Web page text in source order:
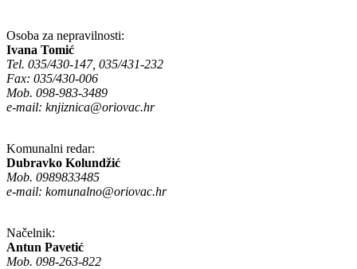
Osoba za nepravilnosti:
Ivana Tomić
Tel. 035/430-147, 035/431-232
Fax: 035/430-006
Mob. 098-983-3489
e-mail: knjiznica@oriovac.hr
Komunalni redar:
Dubravko Kolundžić
Mob. 0989833485
e-mail: komunalno@oriovac.hr
Načelnik:
Antun Pavetić
Mob. 098-263-822